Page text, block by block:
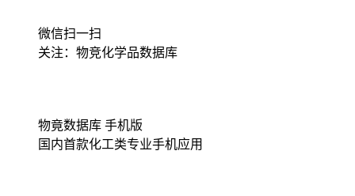
微信扫一扫
关注：物竞化学品数据库
物竟数据库 手机版
国内首款化工类专业手机应用